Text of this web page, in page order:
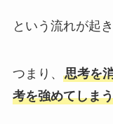
という流れが起き
つまり、 思考を
考を強めてしまう